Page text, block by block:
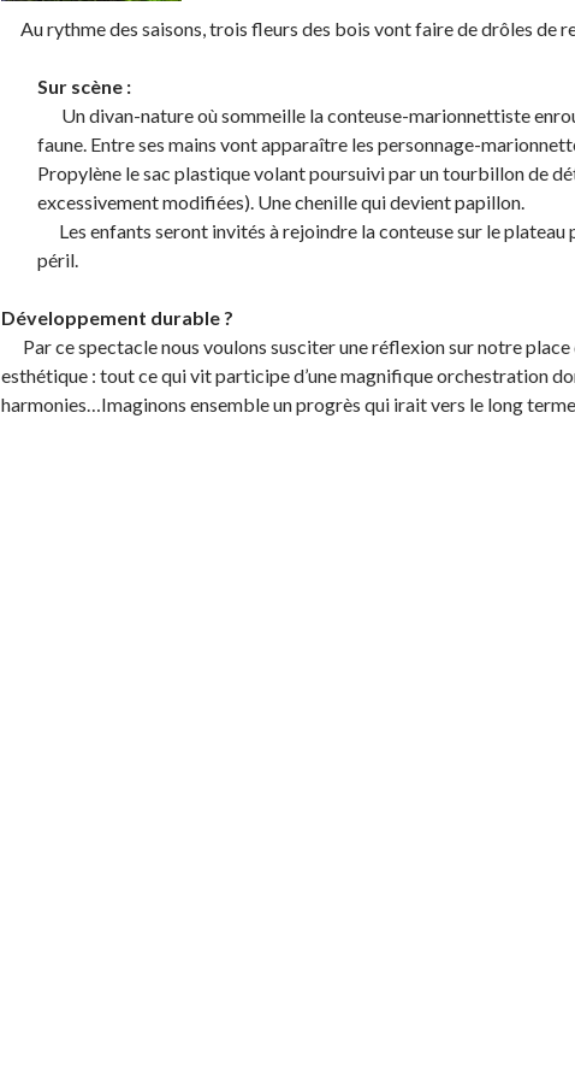
Au rythme des saisons, trois fleurs des bois vont faire de drôles de
Sur scène :
Un divan-nature où sommeille la conteuse-marionnettiste
faune. Entre ses mains vont apparaître les personnage-
Propylène le sac plastique volant poursuivi par un tourbillon de
excessivement modifiées). Une chenille qui devient papillon.
Les enfants seront invités à rejoindre la conteuse sur le
péril.
Développement durable ?
Par ce spectacle nous voulons susciter une réflexion sur notre
esthétique : tout ce qui vit participe d’une magnifique orchestration
harmonies…Imaginons ensemble un progrès qui irait vers le long